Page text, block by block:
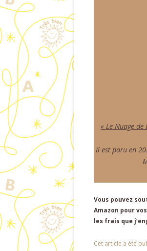
« Le Nuage de
Il est paru en
Vous pouvez
Amazon pour
les frais que
Cet article a été